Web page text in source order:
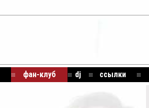
фан-клуб dj ссылки